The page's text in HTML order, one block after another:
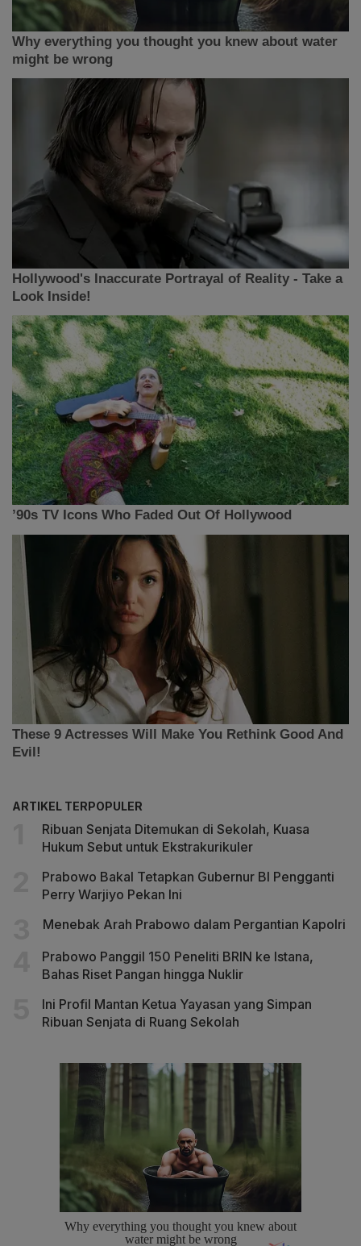
ARTIKEL TERPOPULER
Ribuan Senjata Ditemukan di Sekolah, Kuasa
Hukum Sebut untuk Ekstrakurikuler
Prabowo Bakal Tetapkan Gubernur BI Pengganti
Perry Warjiyo Pekan Ini
Menebak Arah Prabowo dalam Pergantian Kapolri
Prabowo Panggil 150 Peneliti BRIN ke Istana,
Bahas Riset Pangan hingga Nuklir
Ini Profil Mantan Ketua Yayasan yang Simpan
Ribuan Senjata di Ruang Sekolah